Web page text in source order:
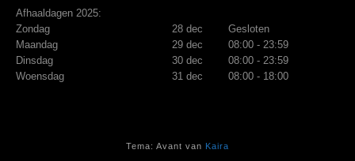
Afhaaldagen 2025:
Zondag
28 dec
Gesloten
Maandag
29 dec
08:00 - 23:59
Dinsdag
30 dec
08:00 - 23:59
Woensdag
31 dec 08:00 - 18:00
Tema: Avant van Kaira